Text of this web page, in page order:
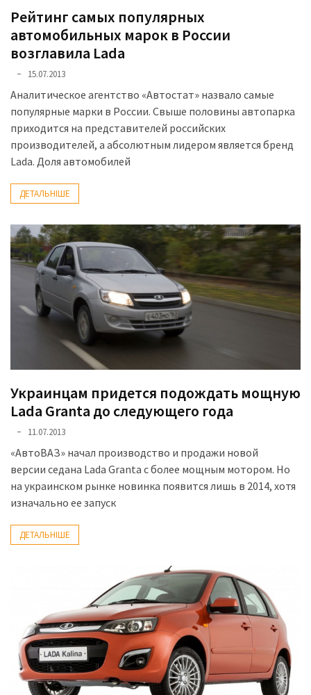
Рейтинг самых популярных
автомобильных марок в России
возглавила Lada
15.07.2013
Аналитическое агентство «Автостат» назвало самые
популярные марки в России. Свыше половины автопарка
приходится на представителей российских
производителей, а абсолютным лидером является бренд
Lada. Доля автомобилей
ДЕТАЛЬНІШЕ
Украинцам придется подождать мощную
Lada Granta до следующего года
11.07.2013
«АвтоВАЗ» начал производство и продажи новой
версии седана Lada Granta с более мощным мотором. Но
на украинском рынке новинка появится лишь в 2014, хотя
изначально ее запуск
ДЕТАЛЬНІШЕ